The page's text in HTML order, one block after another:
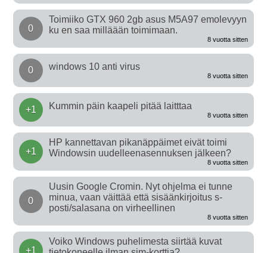
0
Toimiiko GTX 960 2gb asus M5A97 emolevyyn
ku en saa milläään toimimaan.
8 vuotta sitten
0 windows 10 anti virus
8 vuotta sitten
+1 Kummin päin kaapeli pitää laitttaa
8 vuotta sitten
+1
HP kannettavan pikanäppäimet eivät toimi
Windowsin uudelleenasennuksen jälkeen?
8 vuotta sitten
0
Uusin Google Cromin. Nyt ohjelma ei tunne
minua, vaan väittää että sisäänkirjoitus s-
posti/salasana on virheellinen
8 vuotta sitten
+1
Voiko Windows puhelimesta siirtää kuvat